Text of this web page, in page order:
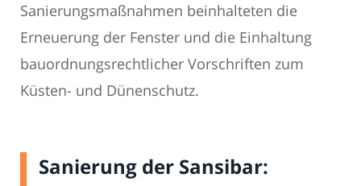
Sanierungsmaßnahmen beinhalteten die
Erneuerung der Fenster und die Einhaltung
bauordnungsrechtlicher Vorschriften zum
Küsten- und Dünenschutz.
Sanierung der Sansibar: